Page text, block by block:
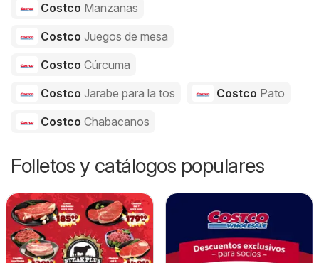
Costco Manzanas
Costco Juegos de mesa
Costco Cúrcuma
Costco Jarabe para la tos Costco Pato
Costco Chabacanos
Folletos y catálogos populares